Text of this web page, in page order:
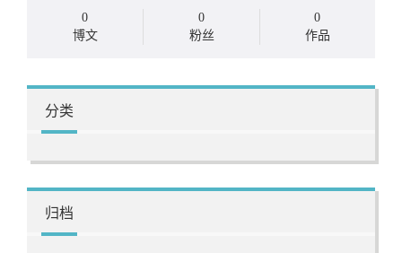
0
博文
0
粉丝
0
作品
分类
归档